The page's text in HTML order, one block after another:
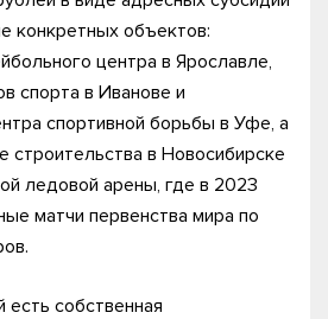
конкретных объектов:
центра в Ярославле,
спорта в Иванове и
спортивной борьбы в Уфе, а
строительства в Новосибирске
ледовой арены, где в 2023
матчи первенства мира по
есть собственная